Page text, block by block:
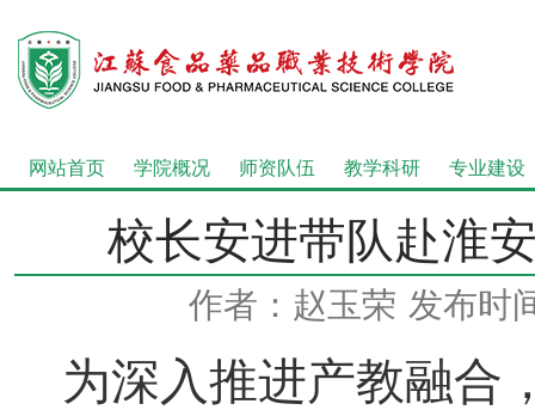
网站首页 学院概况 师资队伍 教学科研 专业建设
校长安进带队赴淮
作者：赵玉荣 发布时
为深入推进产教融合